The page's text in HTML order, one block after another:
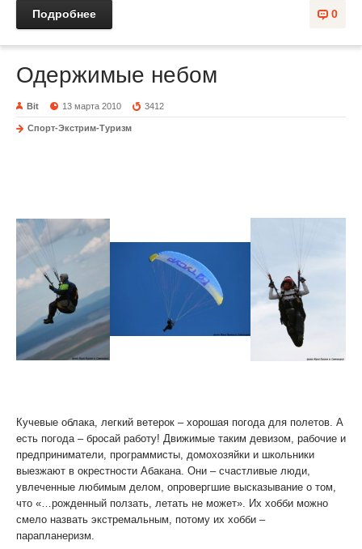
0
Подробнее
Одержимые небом
Bit 13 марта 2010 3412
Спорт-Экстрим-Туризм
Кучевые облака, легкий ветерок – хорошая погода для полетов. А
есть погода – бросай работу! Движимые таким девизом, рабочие и
предприниматели, программисты, домохозяйки и школьники
выезжают в окрестности Абакана. Они – счастливые люди,
увлеченные любимым делом, опровергшие высказывание о том,
что «…рожденный ползать, летать не может». Их хобби можно
смело назвать экстремальным, потому их хобби –
парапланеризм.